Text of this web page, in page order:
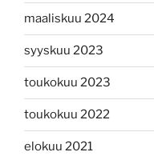
maaliskuu 2024
syyskuu 2023
toukokuu 2023
toukokuu 2022
elokuu 2021